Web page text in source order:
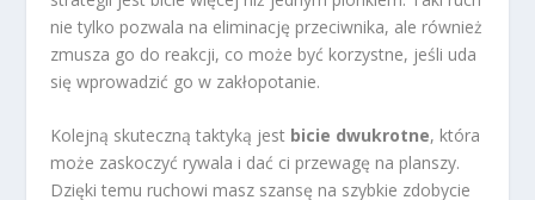
nie tylko pozwala na eliminację przeciwnika, ale również
zmusza go do reakcji, co może być korzystne, jeśli uda
się wprowadzić go w zakłopotanie.
Kolejną skuteczną taktyką jest bicie dwukrotne, która
może zaskoczyć rywala i dać ci przewagę na planszy.
Dzięki temu ruchowi masz szansę na szybkie zdobycie